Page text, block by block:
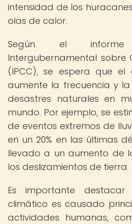
intensidad de los
olas de calor.
Según el
Intergubernamental sobre
(IPCC), se espera que el
aumente la frecuencia y
desastres naturales en
mundo. Por ejemplo, se
de eventos extremos de
en un 20% en las últimas
llevado a un aumento de
los deslizamientos de tierra.
Es importante
climático es causado
actividades humanas,